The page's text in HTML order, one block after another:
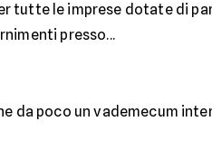
tutte le imprese dotate di
presso...
da poco un vademecum